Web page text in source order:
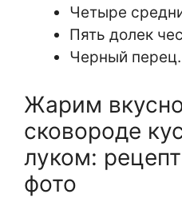
Четыре
Пять долек
Черный перец.
Жарим
сковороде
луком:
фото